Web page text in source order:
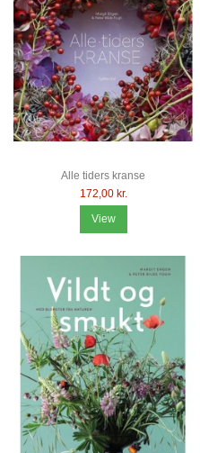
Alle tiders kranse
172,00 kr.
View